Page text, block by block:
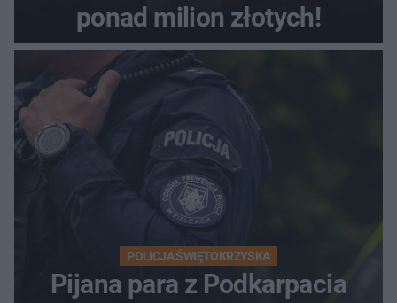
ponad milion złotych!
POLICJA ŚWIĘTOKRZYSKA
Pijana para z Podkarpacia